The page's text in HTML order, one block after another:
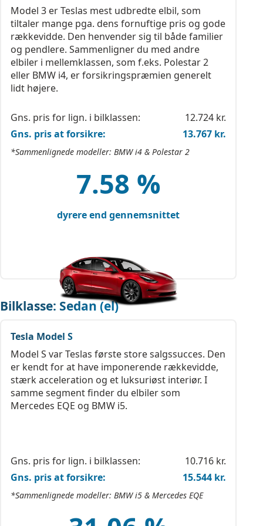
Model 3 er Teslas mest udbredte elbil, som
tiltaler mange pga. dens fornuftige pris og gode
rækkevidde. Den henvender sig til både familier
og pendlere. Sammenligner du med andre
elbiler i mellemklassen, som f.eks. Polestar 2
eller BMW i4, er forsikringspræmien generelt
lidt højere.
Gns. pris for lign. i bilklassen:
12.724 kr.
Gns. pris at forsikre:
13.767 kr.
*Sammenlignede modeller: BMW i4 & Polestar 2
7.58 %
dyrere end gennemsnittet
Bilklasse: Sedan (el)
Tesla Model S
Model S var Teslas første store salgssucces. Den
er kendt for at have imponerende rækkevidde,
stærk acceleration og et luksuriøst interiør. I
samme segment finder du elbiler som
Mercedes EQE og BMW i5.
Gns. pris for lign. i bilklassen:
10.716 kr.
Gns. pris at forsikre:
15.544 kr.
*Sammenlignede modeller: BMW i5 & Mercedes EQE